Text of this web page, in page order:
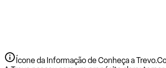
Ícone da Informação de Conheça a Trevo.